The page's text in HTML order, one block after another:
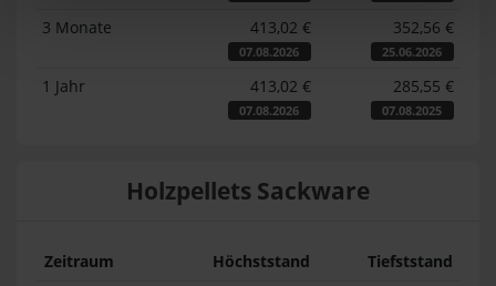
3 Monate 413,02 €
07.08.2026
352,56 €
25.06.2026
1 Jahr 413,02 €
07.08.2026
285,55 €
07.08.2025
Holzpellets Sackware
Zeitraum Höchststand
Tiefststand